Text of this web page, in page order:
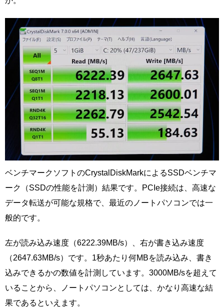
ベンチマークソフトのCrystalDiskMarkによるSSDベンチマ
ーク（SSDの性能を計測）結果です。PCIe接続は、高速な
データ転送が可能な規格で、最近のノートパソコンでは一
般的です。
左が読み込み速度（6222.39MB/s）、右が書き込み速度
（2647.63MB/s）です。1秒あたり何MBを読み込み、書き
込みできるかの数値を計測しています。3000MB/sを超えて
いることから、ノートパソコンとしては、かなり高速な結
果であるといえます。